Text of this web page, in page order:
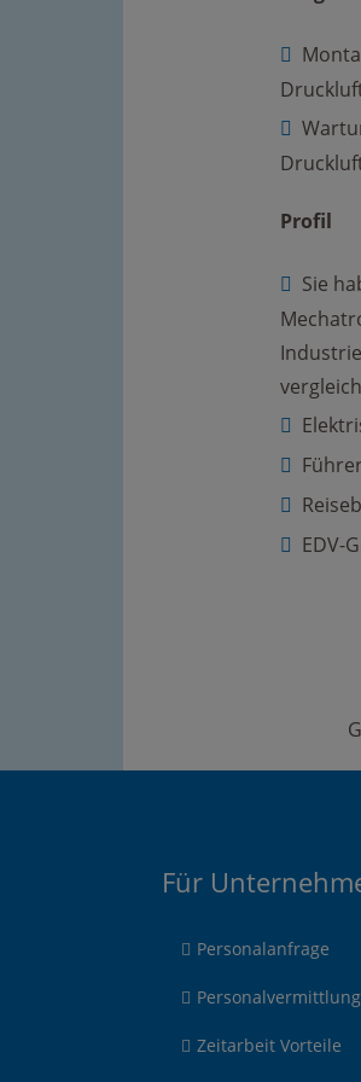
Profil
Sie
EDV-
Für
Personalanfrage
Personalvermittlung
Zeitarbeit Vorteile